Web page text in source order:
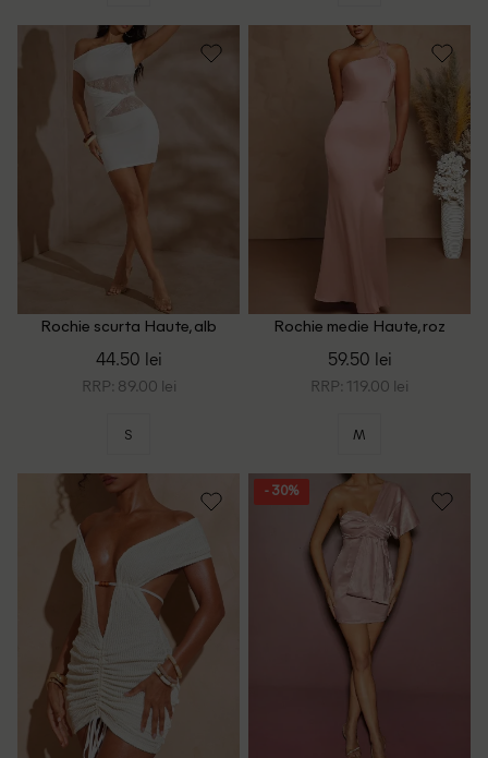
Rochie scurta Haute, alb
44.50 lei
RRP: 89.00 lei
S
Rochie medie Haute, roz
59.50 lei
RRP: 119.00 lei
M
- 30%